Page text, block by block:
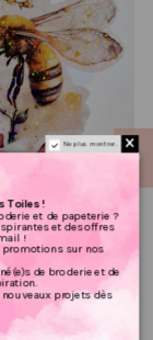
holographique
Abeille
1.67 €
PRIX VIP👑
Ne plus montrer.
Toiles !
et de papeterie ?
et des offres
!
promotions sur nos
de broderie et de
projets dès